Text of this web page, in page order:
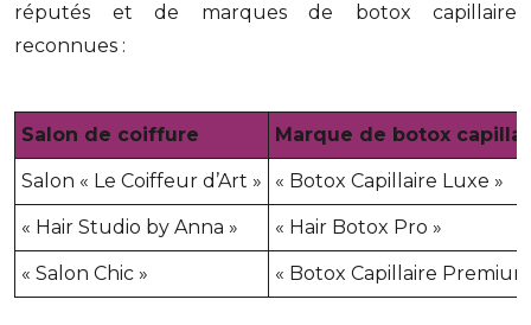
réputés et de marques de botox capillaire
reconnues :
Salon de coiffure Marque de botox
Salon « Le Coiffeur d’Art » « Botox Capillaire Luxe »
« Hair Studio by Anna » « Hair Botox Pro »
« Salon Chic » « Botox Capillaire